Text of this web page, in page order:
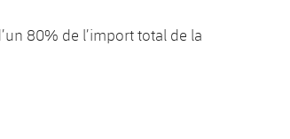
80% de l’import total de la